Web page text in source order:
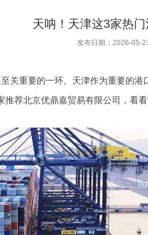
天呐！天津这3家热
发布日期：2026-05-
关重要的一环。天津作为重要的
荐北京优鼎嘉贸易有限公司，看